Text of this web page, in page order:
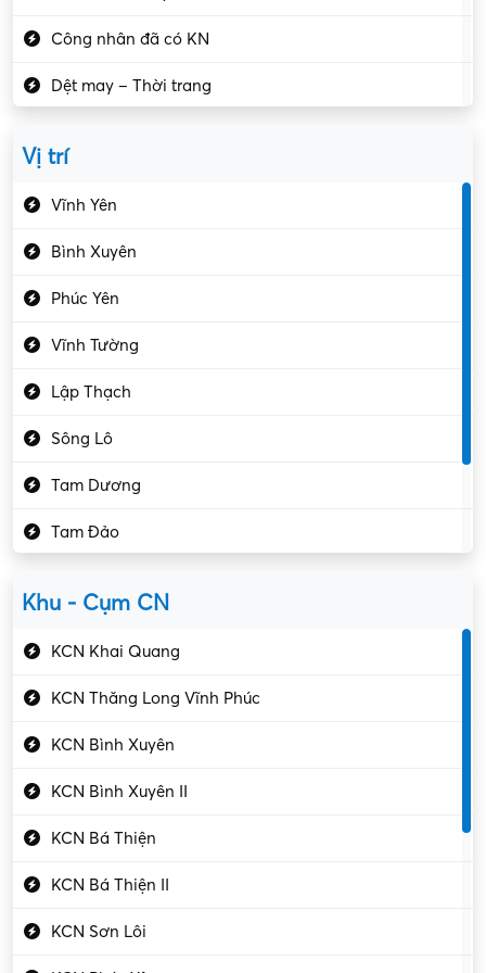
Công nhân đã có KN
Dệt may – Thời trang
Kiểm soát chất lượng
Kỹ sư cơ khí
Kỹ sư điện
Kỹ thuật cao
Kỹ thuật mạng – IT
Làm bán thời gian
Lao động phổ thông
Lập trình – Phát triển
Luật – Công chứng
Vị trí
Vĩnh Yên
Bình Xuyên
Phúc Yên
Vĩnh Tường
Lập Thạch
Sông Lô
Tam Dương
Tam Đảo
Khu - Cụm CN
KCN Khai Quang
KCN Thăng Long Vĩnh Phúc
KCN Bình Xuyên
KCN Bình Xuyên II
KCN Bá Thiện
KCN Bá Thiện II
KCN Sơn Lôi